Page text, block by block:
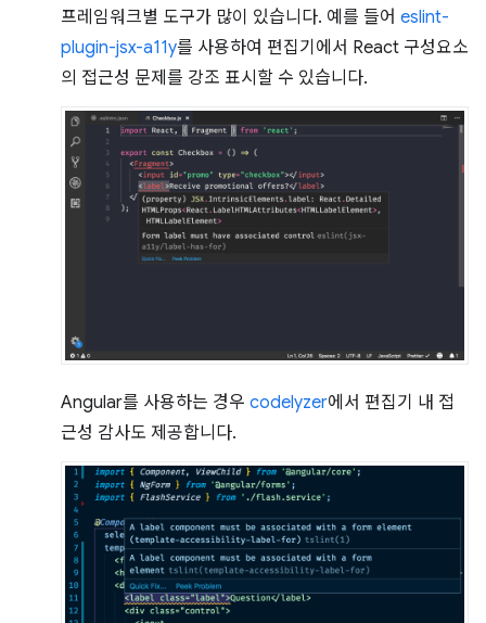
프레임워크별 도구가 많이 있습니다. 예를 들어 eslint-
plugin-jsx-a11y를 사용하여 편집기에서 React 구성요소
의 접근성 문제를 강조 표시할 수 있습니다.
Angular를 사용하는 경우 codelyzer에서 편집기 내 접
근성 감사도 제공합니다.